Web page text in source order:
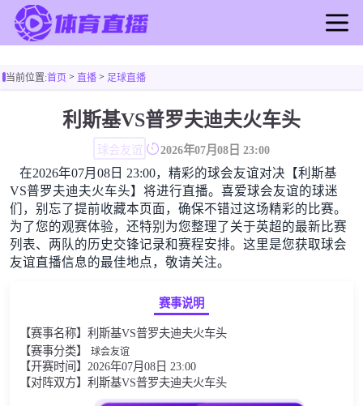
足球直播
足球新闻
篮球新闻
当前位置:首页> 直播> 足球直播
利斯基VS普罗夫迪夫火车头
球会友谊 2026年07月08日 23:00
在2026年07月08日 23:00，精彩的球会友谊对决【利斯基
VS普罗夫迪夫火车头】将进行直播。喜爱球会友谊的球迷
们，别忘了提前收藏本页面，确保不错过这场精彩的比赛。
为了您的观赛体验，还特别为您整理了关于英超的最新比赛
列表、两队的历史交锋记录和赛程安排。这里是您获取球会
友谊直播信息的最佳地点，敬请关注。
赛事说明
【赛事名称】利斯基VS普罗夫迪夫火车头
【赛事分类】 球会友谊
【开赛时间】2026年07月08日 23:00
【对阵双方】利斯基VS普罗夫迪夫火车头